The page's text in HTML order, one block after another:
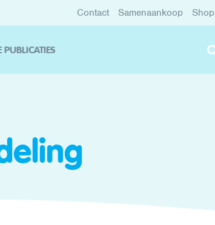
Contact Samenaankoop Shop
PUBLICATIES